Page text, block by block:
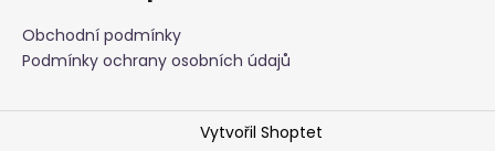
Obchodní podmínky
Podmínky ochrany osobních údajů
Vytvořil Shoptet